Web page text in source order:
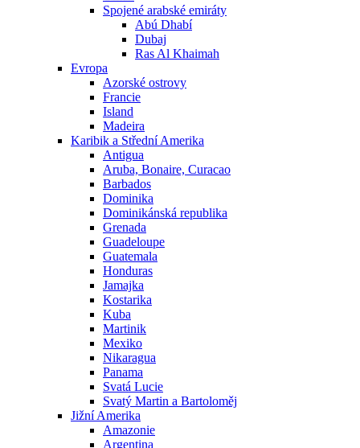
Spojené arabské emiráty
Abú Dhabí
Dubaj
Ras Al Khaimah
Evropa
Azorské ostrovy
Francie
Island
Madeira
Karibik a Střední Amerika
Antigua
Aruba, Bonaire, Curacao
Barbados
Dominika
Dominikánská republika
Grenada
Guadeloupe
Guatemala
Honduras
Jamajka
Kostarika
Kuba
Martinik
Mexiko
Nikaragua
Panama
Svatá Lucie
Svatý Martin a Bartoloměj
Jižní Amerika
Amazonie
Argentina